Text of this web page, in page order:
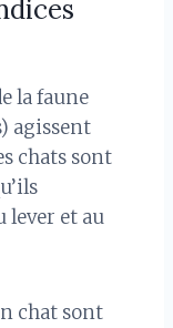
la faune
agissent
chats sont
lever et au
chat sont